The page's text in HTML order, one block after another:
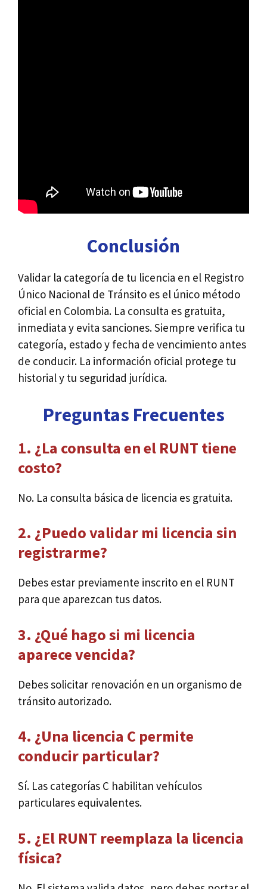
Conclusión
Validar la categoría de tu licencia en el Registro
Único Nacional de Tránsito es el único método
oficial en Colombia. La consulta es gratuita,
inmediata y evita sanciones. Siempre verifica tu
categoría, estado y fecha de vencimiento antes
de conducir. La información oficial protege tu
historial y tu seguridad jurídica.
Preguntas Frecuentes
1. ¿La consulta en el RUNT tiene
costo?
No. La consulta básica de licencia es gratuita.
2. ¿Puedo validar mi licencia sin
registrarme?
Debes estar previamente inscrito en el RUNT
para que aparezcan tus datos.
3. ¿Qué hago si mi licencia
aparece vencida?
Debes solicitar renovación en un organismo de
tránsito autorizado.
4. ¿Una licencia C permite
conducir particular?
Sí. Las categorías C habilitan vehículos
particulares equivalentes.
5. ¿El RUNT reemplaza la licencia
física?